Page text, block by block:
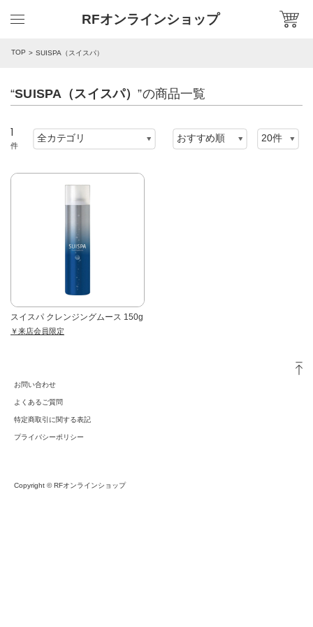
RFオンラインショップ
TOP SUISPA（スイスパ）
“SUISPA（スイスパ）”の商品一覧
1
件
スイスパ クレンジングムース 150g
￥来店会員限定
お問い合わせ
よくあるご質問
特定商取引に関する表記
プライバシーポリシー
Copyright © RFオンラインショップ